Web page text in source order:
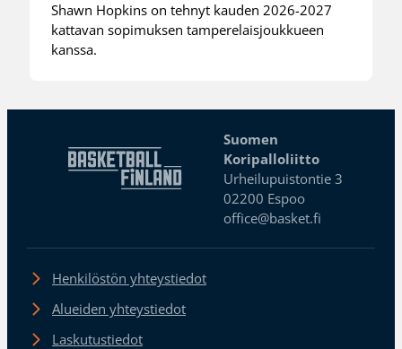
Shawn Hopkins on tehnyt kauden 2026-2027
kattavan sopimuksen tamperelaisjoukkueen
kanssa.
Suomen
Koripalloliitto
Urheilupuistontie 3
02200 Espoo
office@basket.fi
Henkilöstön yhteystiedot
Alueiden yhteystiedot
Laskutustiedot